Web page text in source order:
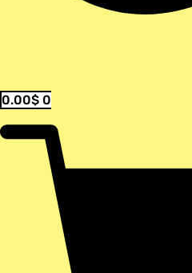
0.00$ 0